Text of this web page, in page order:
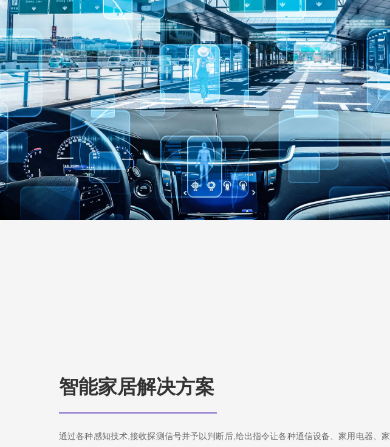
智能家居解决方案
通过各种感知技术,接收探测信号并予以判断后,给出指令让各种通信设备、家用电器、家